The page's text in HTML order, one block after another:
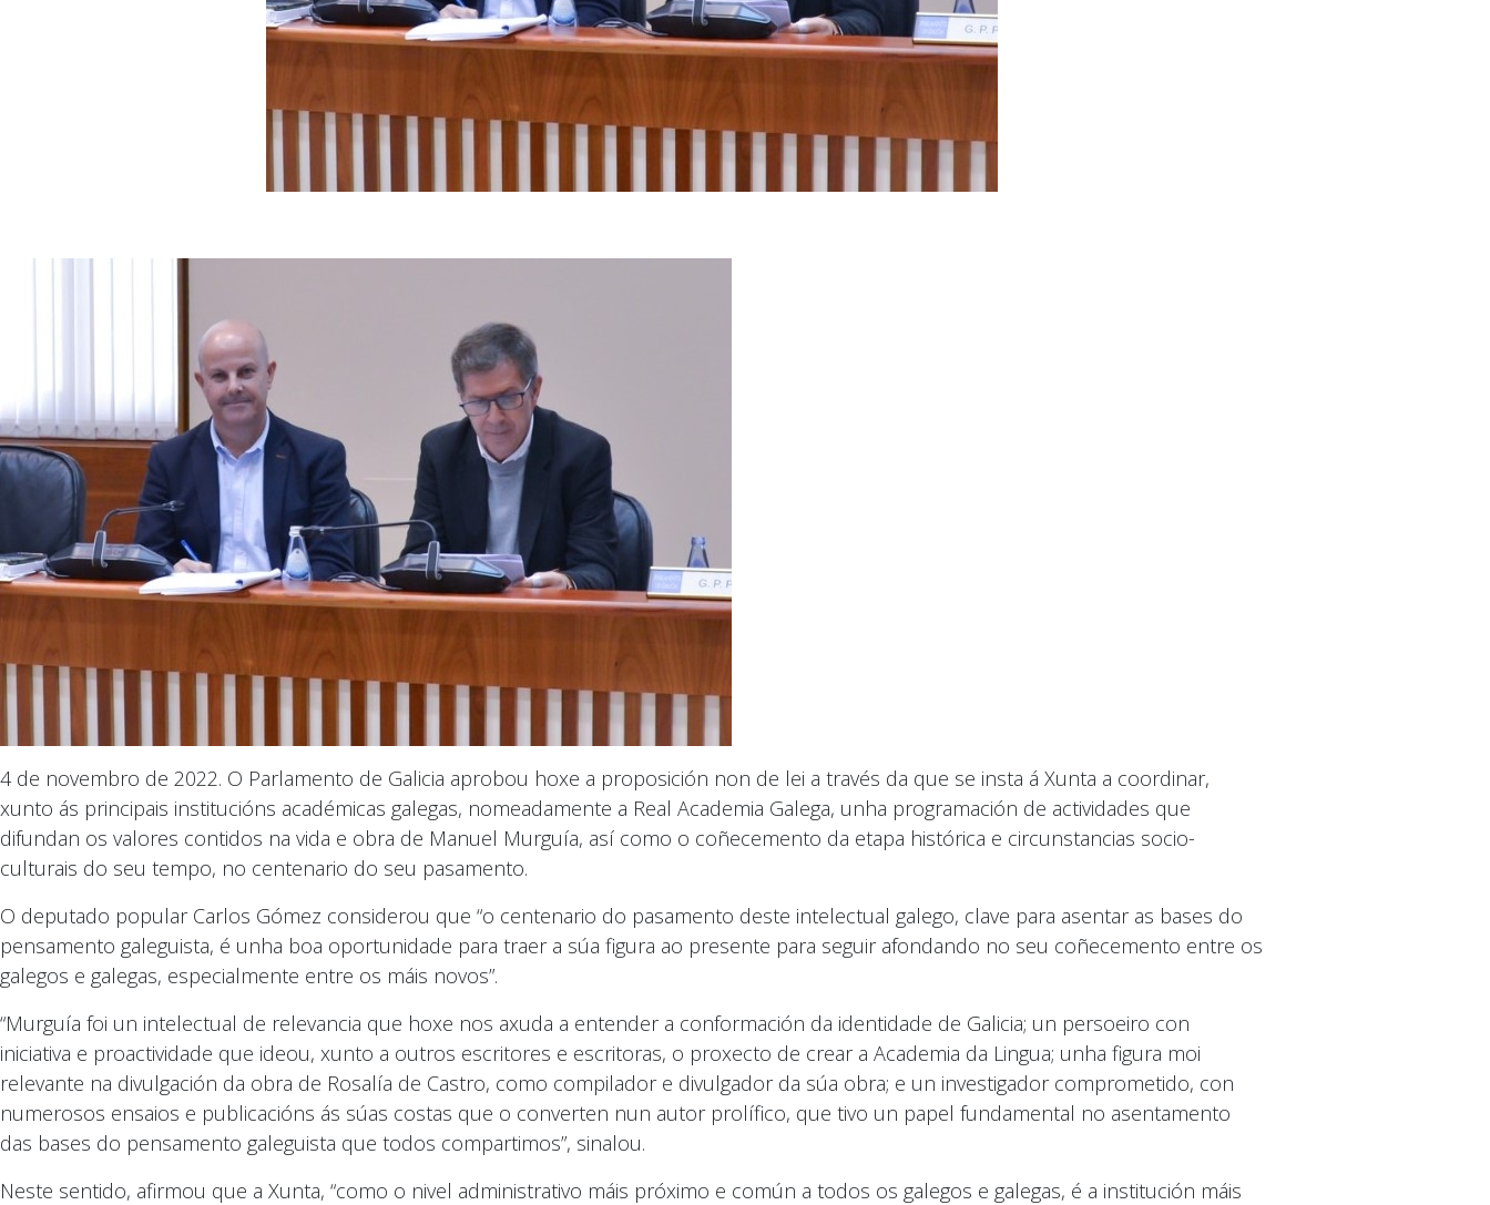
4 de novembro de 2022. O Parlamento de Galicia aprobou hoxe a proposición non de lei a través da que se insta á Xunta a coordinar,
xunto ás principais institucións académicas galegas, nomeadamente a Real Academia Galega, unha programación de actividades que
difundan os valores contidos na vida e obra de Manuel Murguía, así como o coñecemento da etapa histórica e circunstancias socio-
culturais do seu tempo, no centenario do seu pasamento.
O deputado popular Carlos Gómez considerou que “o centenario do pasamento deste intelectual galego, clave para asentar as bases do
pensamento galeguista, é unha boa oportunidade para traer a súa figura ao presente para seguir afondando no seu coñecemento entre os
galegos e galegas, especialmente entre os máis novos”.
“Murguía foi un intelectual de relevancia que hoxe nos axuda a entender a conformación da identidade de Galicia; un persoeiro con
iniciativa e proactividade que ideou, xunto a outros escritores e escritoras, o proxecto de crear a Academia da Lingua; unha figura moi
relevante na divulgación da obra de Rosalía de Castro, como compilador e divulgador da súa obra; e un investigador comprometido, con
numerosos ensaios e publicacións ás súas costas que o converten nun autor prolífico, que tivo un papel fundamental no asentamento
das bases do pensamento galeguista que todos compartimos”, sinalou.
Neste sentido, afirmou que a Xunta, “como o nivel administrativo máis próximo e común a todos os galegos e galegas, é a institución máis